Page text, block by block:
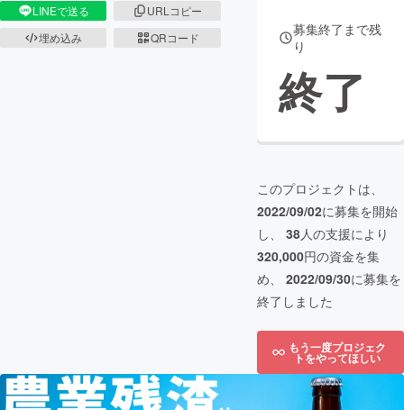
LINEで送る
URLコピー
埋め込み
QRコード
募集終了まで残
り
終了
このプロジェクトは、
2022/09/02に募集を開始
し、 38人の支援により
320,000円の資金を集
め、 2022/09/30に募集を
終了しました
もう一度プロジェク
トをやってほしい